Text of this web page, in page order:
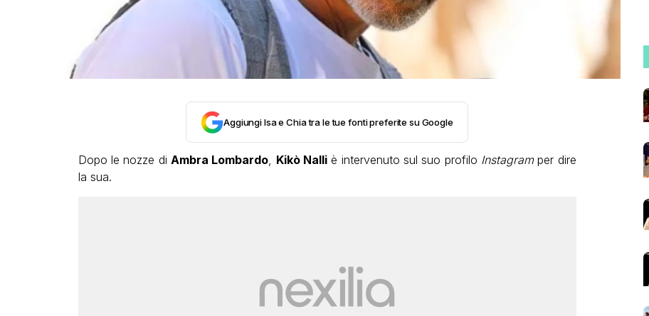
Aggiungi Isa e Chia tra le tue fonti preferite su Google
Dopo le nozze di Ambra Lombardo, Kikò Nalliè intervenuto sul suo profilo Instagramper dire
la sua.